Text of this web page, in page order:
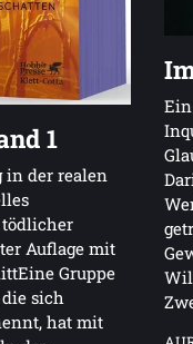
1
in der realen
Auflage mit
Gruppe
sich
hat mit